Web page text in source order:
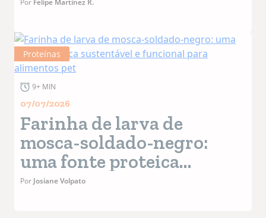
Por Felipe Martínez R.
Proteínas
9+ MIN
07/07/2026
Farinha de larva de
mosca-soldado-negro:
uma fonte proteica
sustentável e funcional
Por Josiane Volpato